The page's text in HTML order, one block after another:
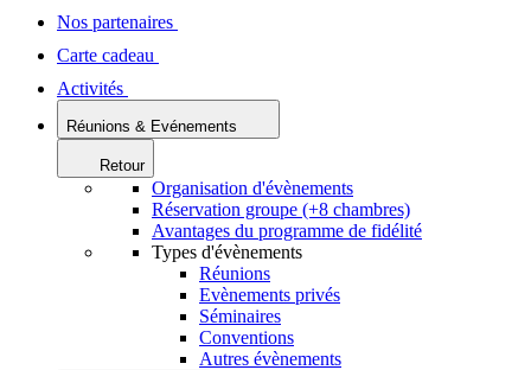
Nos partenaires
Carte cadeau
Activités
Réunions & Evénements
Retour
Organisation d'évènements
Réservation groupe (+8 chambres)
Avantages du programme de fidélité
Types d'évènements
Réunions
Evènements privés
Séminaires
Conventions
Autres évènements